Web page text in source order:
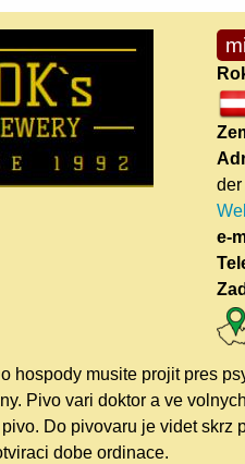
der
e-
hospody musite projit pres
Pivo vari doktor a ve
Do pivovaru je videt skrz
dobe ordinace.